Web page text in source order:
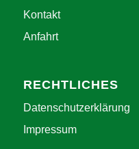
Kontakt
Anfahrt
RECHTLICHES
Datenschutzerklärung
Impressum